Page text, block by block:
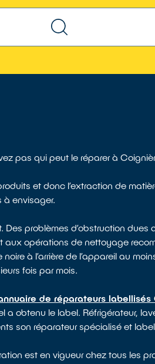
pas qui peut le réparer à
et donc l’extraction de
à envisager.
problèmes d’obstruction dues
opérations de nettoyage
à l’arrière de l’appareil au
fois par mois.
de réparateurs labellisés
a obtenu le label. Réfrigérateur,
son réparateur spécialisé et
est en vigueur chez tous les